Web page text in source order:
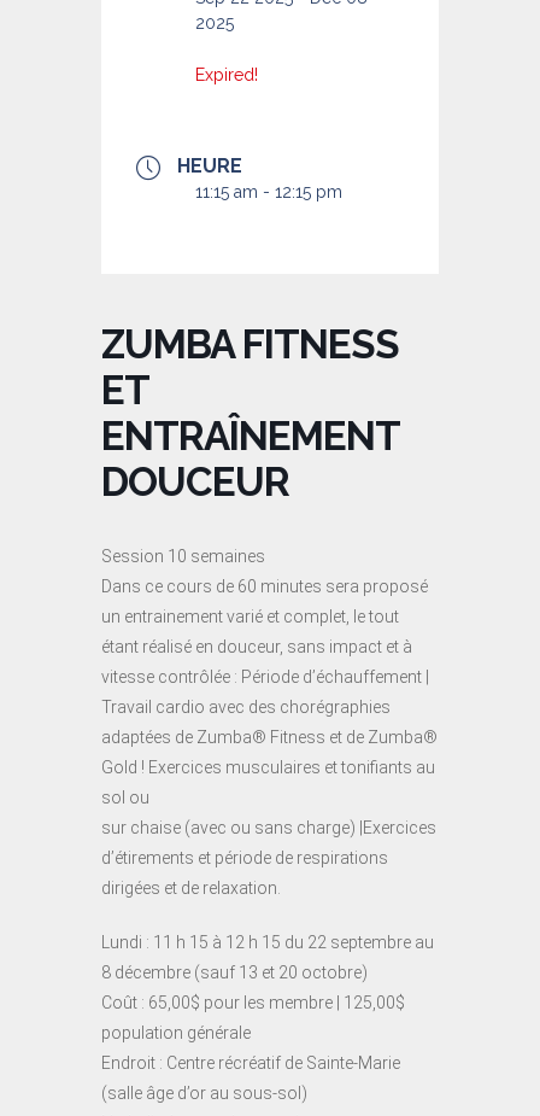
2025
Expired!
HEURE
11:15 am - 12:15 pm
ZUMBA FITNESS
ET
ENTRAÎNEMENT
DOUCEUR
Session 10 semaines
Dans ce cours de 60 minutes sera proposé
un entrainement varié et complet, le tout
étant réalisé en douceur, sans impact et à
vitesse contrôlée : Période d’échauffement |
Travail cardio avec des chorégraphies
adaptées de Zumba® Fitness et de Zumba®
Gold ! Exercices musculaires et tonifiants au
sol ou
sur chaise (avec ou sans charge) |Exercices
d’étirements et période de respirations
dirigées et de relaxation.
Lundi : 11 h 15 à 12 h 15 du 22 septembre au
8 décembre (sauf 13 et 20 octobre)
Coût : 65,00$ pour les membre | 125,00$
population générale
Endroit : Centre récréatif de Sainte-Marie
(salle âge d’or au sous-sol)